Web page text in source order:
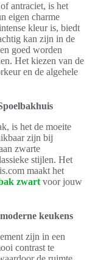
antraciet, is het
eigen charme
kleur is, biedt
kan zijn in de
goed worden
Het kiezen van de
en de algehele
is het de moeite
zijn bij
zwarte
stijlen. Het
maakt het
zwart voor jouw
keukens
zijn in een
contrast te